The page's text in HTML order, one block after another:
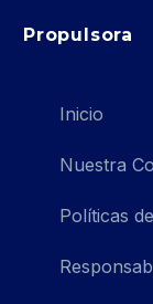
Propulsora
Inicio
Nuestra
Políticas